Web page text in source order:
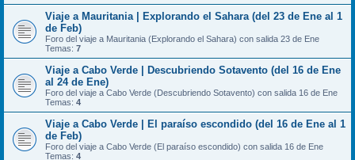
Viaje a Mauritania | Explorando el Sahara (del 23 de Ene al 1
de Feb)
Foro del viaje a Mauritania (Explorando el Sahara) con salida 23 de Ene
Temas: 7
Viaje a Cabo Verde | Descubriendo Sotavento (del 16 de Ene
al 24 de Ene)
Foro del viaje a Cabo Verde (Descubriendo Sotavento) con salida 16 de Ene
Temas: 4
Viaje a Cabo Verde | El paraíso escondido (del 16 de Ene al 1
de Feb)
Foro del viaje a Cabo Verde (El paraíso escondido) con salida 16 de Ene
Temas: 4